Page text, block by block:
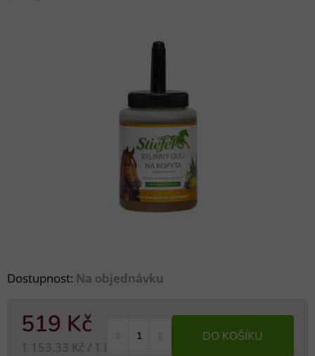
Dostupnost: Na objednávku
519 Kč
Měrná cena:
1 153,33 Kč / 1 l
DO KOŠÍKU